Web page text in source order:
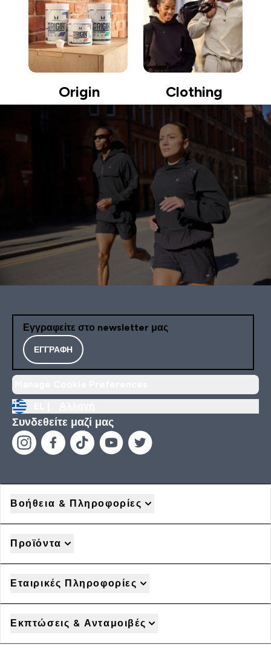
Origin Clothing
Εγγραφείτε στο newsletter μας
ΕΓΓΡΑΦΉ
Συνδεθείτε μαζί μας
Βοήθεια & Πληροφορίες
Προϊόντα
Εταιρικές Πληροφορίες
Εκπτώσεις & Ανταμοιβές